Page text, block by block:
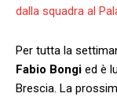
dalla squadra al
Per tutta la
Fabio Bongi ed è
Brescia. La